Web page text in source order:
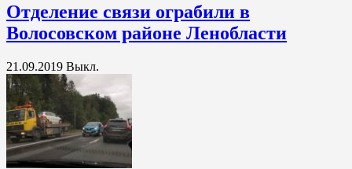
Отделение связи ограбили в
Волосовском районе Ленобласти
21.09.2019 Выкл.